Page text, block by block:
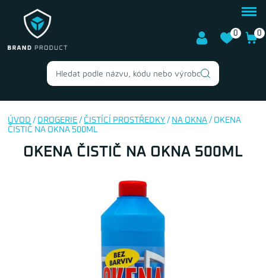
0 0
ÚVOD / DROGERIE / ČISTÍCÍ PROSTŘEDKY / NA OKNA / OKENA
ČISTIČ NA OKNA 500ML
OKENA ČISTIČ NA OKNA 500ML